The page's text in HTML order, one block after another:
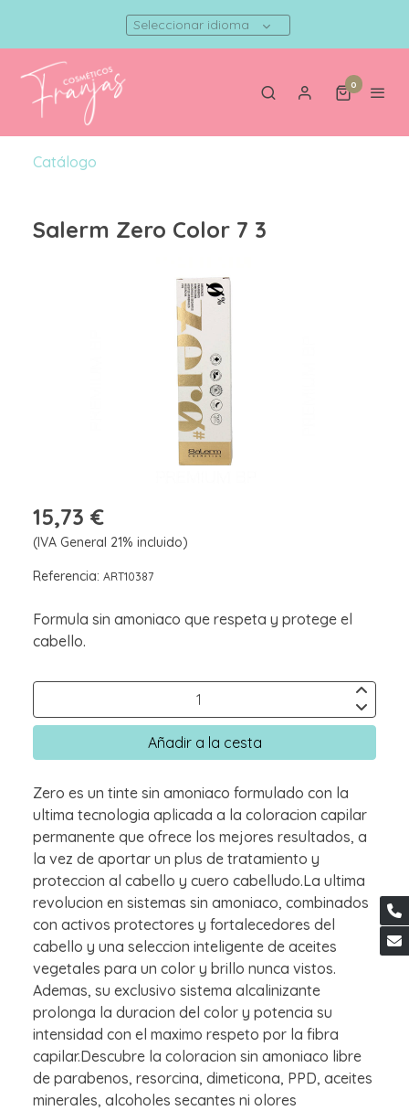
Seleccionar idioma
0
Catálogo
Salerm Zero Color 7 3
15,73 €
(IVA General 21% incluido)
Referencia: ART10387
Formula sin amoniaco que respeta y protege el
cabello.
Añadir a la cesta
Zero es un tinte sin amoniaco formulado con la
ultima tecnologia aplicada a la coloracion capilar
permanente que ofrece los mejores resultados, a
la vez de aportar un plus de tratamiento y
proteccion al cabello y cuero cabelludo.La ultima
revolucion en sistemas sin amoniaco, combinados
con activos protectores y fortalecedores del
cabello y una seleccion inteligente de aceites
vegetales para un color y brillo nunca vistos.
Ademas, su exclusivo sistema alcalinizante
prolonga la duracion del color y potencia su
intensidad con el maximo respeto por la fibra
capilar.Descubre la coloracion sin amoniaco libre
de parabenos, resorcina, dimeticona, PPD, aceites
minerales, alcoholes secantes ni olores